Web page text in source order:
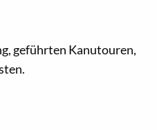
geführten Kanutouren,